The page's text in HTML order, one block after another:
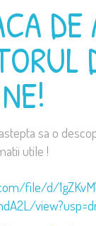
sa o
utile !
file/d/